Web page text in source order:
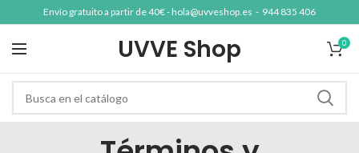
Envío gratuito a partir de 40€ -hola@uvveshop.es - 944 835 406
UVVE Shop 0